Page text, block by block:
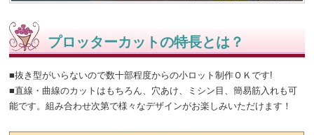
プロッターカットの特長とは？
■抜き型がいらないので数十部程度からの小ロット制作ＯＫです!
■直線・曲線のカットはもちろん、穴あけ、ミシン目、簡易筋入れも可
能です。組み合わせ次第で様々なデザインがお楽しみいただけます！